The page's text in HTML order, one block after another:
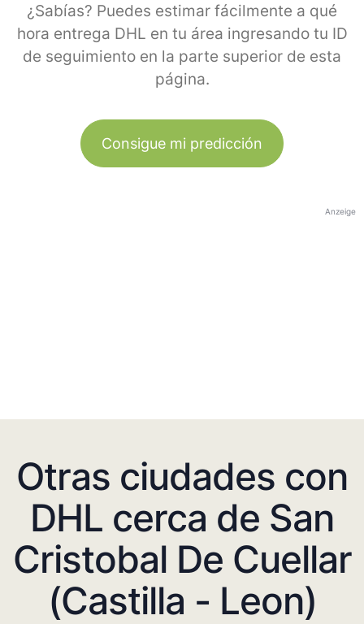
¿Sabías? Puedes estimar fácilmente a qué
hora entrega DHL en tu área ingresando tu ID
de seguimiento en la parte superior de esta
página.
Consigue mi predicción
Anzeige
Otras ciudades con
DHL cerca de San
Cristobal De Cuellar
(Castilla - Leon)